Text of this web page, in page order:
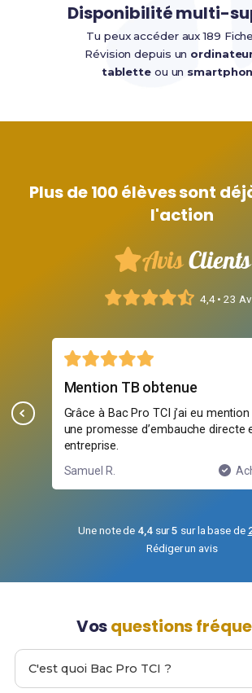
Disponibilité multi-
Tu peux accéder aux 189
Révision depuis un
tabletteou un
Plus de 100 élèves sont
l'action
AvisClients
4,4 • 23
très formateur
On touche à tout: soudure, plans,
aprris énormément en deux ans.
Mélanie S.
Une note de 4,4sur5 sur la base de
Rédiger un avis
Vosquestions
C'est quoi Bac Pro TCI ?